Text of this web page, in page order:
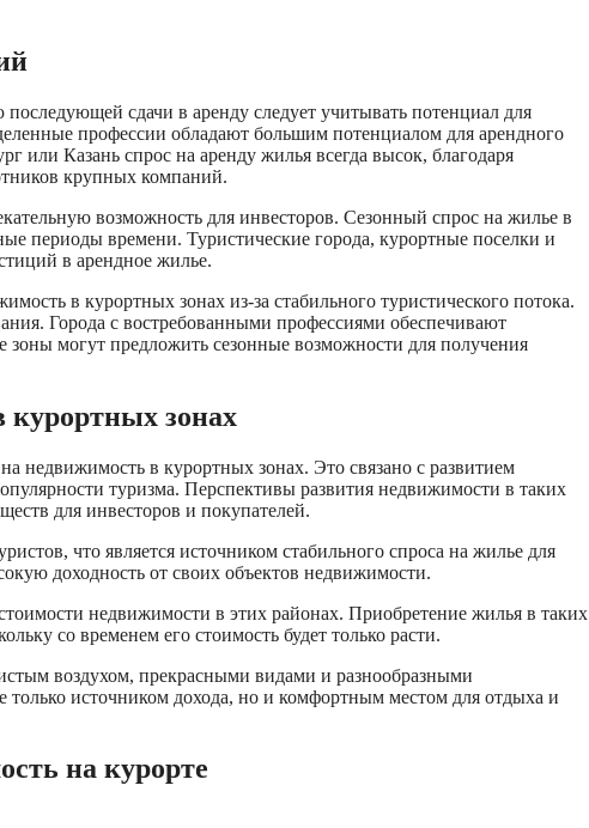
сдачи в аренду следует учитывать потенциал для
профессии обладают большим потенциалом для арендного
или Казань спрос на аренду жилья всегда высок, благодаря
крупных компаний.
возможность для инвесторов. Сезонный спрос на жилье в
периоды времени. Туристические города, курортные поселки и
в арендное жилье.
в курортных зонах из-за стабильного туристического потока.
Города с востребованными профессиями обеспечивают
могут предложить сезонные возможности для получения
зонах
недвижимость в курортных зонах. Это связано с развитием
туризма. Перспективы развития недвижимости в таких
для инвесторов и покупателей.
что является источником стабильного спроса на жилье для
доходность от своих объектов недвижимости.
недвижимости в этих районах. Приобретение жилья в таких
со временем его стоимость будет только расти.
воздухом, прекрасными видами и разнообразными
источником дохода, но и комфортным местом для отдыха и
на курорте